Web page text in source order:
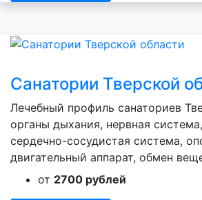
Санатории Тверской
Лечебный профиль санаториев
органы дыхания, нервная
сердечно-сосудистая система,
двигательный аппарат, обмен
от 2700 рублей